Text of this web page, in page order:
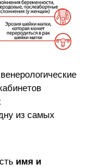
из самых
имя и